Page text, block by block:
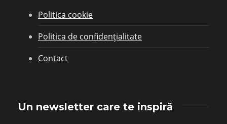
Politica cookie
Politica de confidențialitate
Contact
Un newsletter care te inspiră